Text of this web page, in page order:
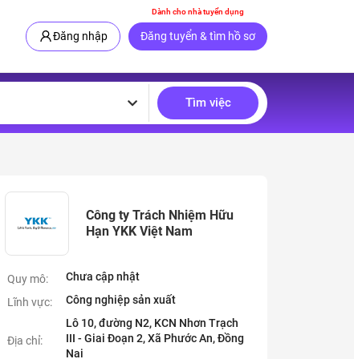
Dành cho nhà tuyển dụng
Đăng nhập Đăng tuyển & tìm hồ sơ
Tìm việc
Công ty Trách Nhiệm Hữu
Hạn YKK Việt Nam
Quy mô:
Chưa cập nhật
Lĩnh vực:
Công nghiệp sản xuất
Địa chỉ:
Lô 10, đường N2, KCN Nhơn Trạch
III - Giai Đoạn 2, Xã Phước An, Đồng
Nai